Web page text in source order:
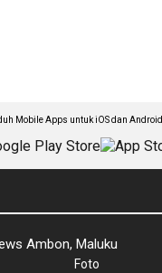
Mobile Apps untuk iOS dan Android
Ambon, Maluku
Foto